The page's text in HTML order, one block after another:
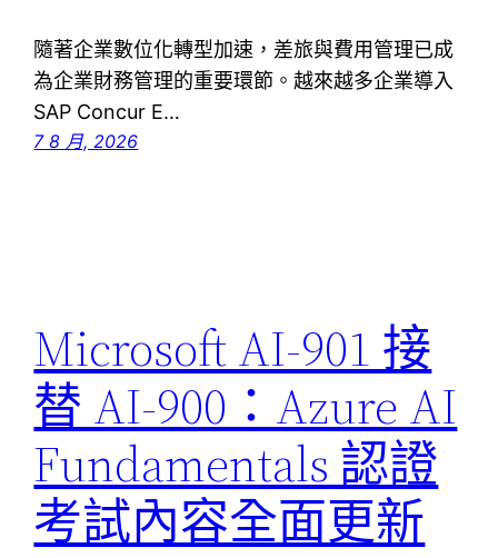
隨著企業數位化轉型加速，差旅與費用管理已成
為企業財務管理的重要環節。越來越多企業導入
SAP Concur E…
7 8 月, 2026
Microsoft AI-901 接
替 AI-900：Azure AI
Fundamentals 認證
考試內容全面更新